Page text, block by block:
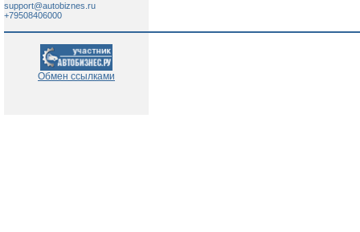
support@autobiznes.ru
+79508406000
Обмен ссылками